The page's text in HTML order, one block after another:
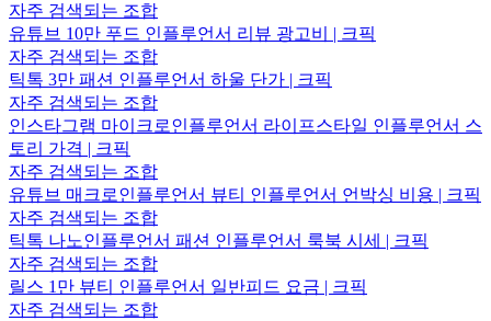
자주 검색되는 조합
유튜브 10만 푸드 인플루언서 리뷰 광고비 | 크픽
자주 검색되는 조합
틱톡 3만 패션 인플루언서 하울 단가 | 크픽
자주 검색되는 조합
인스타그램 마이크로인플루언서 라이프스타일 인플루언서 스
토리 가격 | 크픽
자주 검색되는 조합
유튜브 매크로인플루언서 뷰티 인플루언서 언박싱 비용 | 크픽
자주 검색되는 조합
틱톡 나노인플루언서 패션 인플루언서 룩북 시세 | 크픽
자주 검색되는 조합
릴스 1만 뷰티 인플루언서 일반피드 요금 | 크픽
자주 검색되는 조합